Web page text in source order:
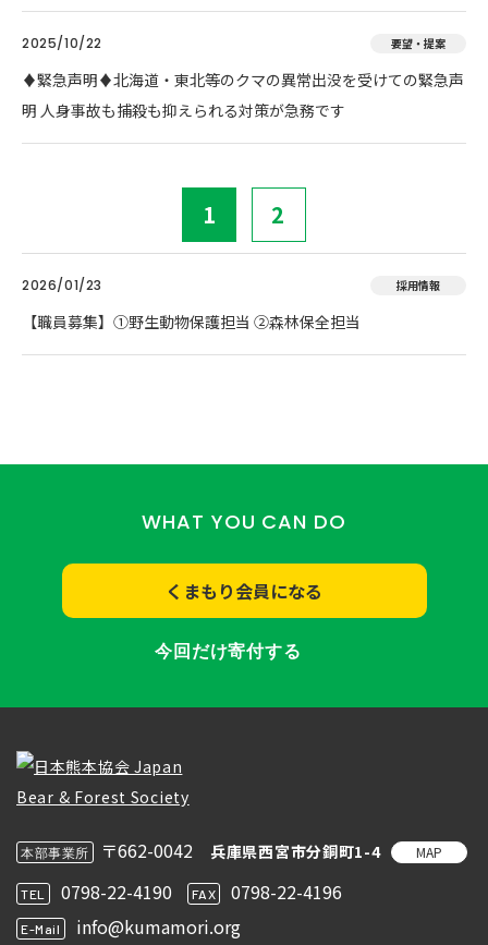
2025/10/22 要望・提案
♦️緊急声明♦️北海道・東北等のクマの異常出没を受けての緊急声
明 人身事故も捕殺も抑えられる対策が急務です
1 2
2026/01/23 採用情報
【職員募集】①野生動物保護担当 ②森林保全担当
WHAT YOU CAN DO
くまもり会員になる
今回だけ寄付する
本部事業所 〒662-0042 兵庫県西宮市分銅町1-4 MAP
TEL 0798-22-4190 FAX 0798-22-4196
E-Mail info@kumamori.org